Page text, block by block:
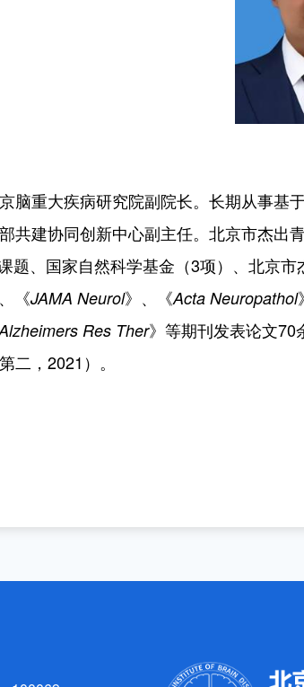
脑重大疾病研究院副院长。长期从事
共建协同创新中心副主任。北京市杰
题、国家自然科学基金（3项）、北京市
《JAMA Neurol》、《Acta Neuropathol
Res Ther》等期刊发表论文70
二， 2021 ）。